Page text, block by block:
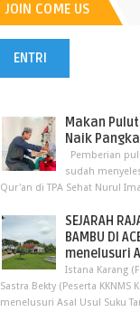
JOIN COME US
ENTRI
Makan
Naik
Pemberian
sudah
Qur'an di TPA Sehat Nurul
SEJARAH
BAMBU DI
menelusuri
Istana Karang
Sastra Bekty (Peserta KKNMS
menelusuri Asal Usul Suku